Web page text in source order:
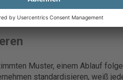
hinsichtlich der Sicherheit und
Management-Tool mit
Muster, einem Ablauf
standardisieren, weiß